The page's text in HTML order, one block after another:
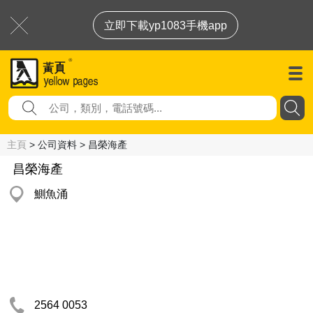
立即下載yp1083手機app
主頁 > 公司資料 > 昌榮海產
昌榮海產
鰂魚涌
2564 0053